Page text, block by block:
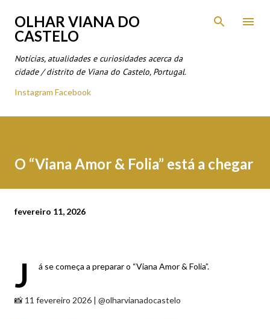
Avançar para o conteúdo principal
OLHAR VIANA DO
CASTELO
Notícias, atualidades e curiosidades acerca da
cidade / distrito de Viana do Castelo, Portugal.
Instagram Facebook
O “Viana Amor & Folia” está a chegar
fevereiro 11, 2026
J á se começa a preparar o “Viana Amor & Folia”.
📸 11 fevereiro 2026 | @olharvianadocastelo